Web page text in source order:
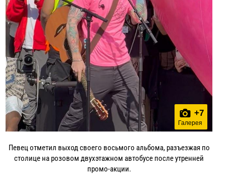
+7
Галерея
Певец отметил выход своего восьмого альбома, разъезжая по
столице на розовом двухэтажном автобусе после утренней
промо-акции.